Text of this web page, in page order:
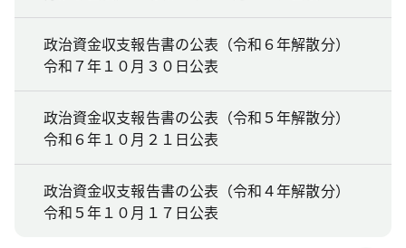
政治資金収支報告書の公表（令和６年解散分）
令和７年１０月３０日公表
政治資金収支報告書の公表（令和５年解散分）
令和６年１０月２１日公表
政治資金収支報告書の公表（令和４年解散分）
令和５年１０月１７日公表